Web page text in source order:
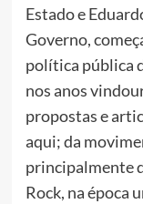
Estado e
Governo,
política pública
nos anos
propostas e
aqui; da
principalmente
Rock, na época